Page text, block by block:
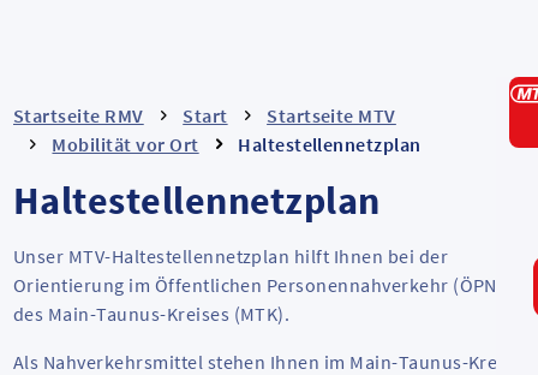
Startseite RMV Start
Startseite MTV
Mobilität vor Ort
Haltestellennetzplan
Haltestellennetzplan
Unser MTV-Haltestellennetzplan hilft Ihnen bei der
Orientierung im Öffentlichen Personennahverkehr (ÖPNV)
des Main-Taunus-Kreises (MTK).
Als Nahverkehrsmittel stehen Ihnen im Main-Taunus-Kreis